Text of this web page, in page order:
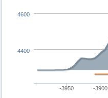
-3950 -3900
4400
4600